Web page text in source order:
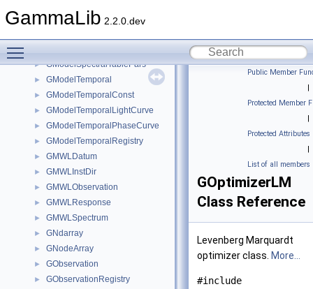
GammaLib 2.2.0.dev
► GModelSpectralSuperExpPlaw
► GModelSpectralTablePars
► GModelTemporal
► GModelTemporalConst
► GModelTemporalLightCurve
► GModelTemporalPhaseCurve
► GModelTemporalRegistry
► GMWLDatum
► GMWLInstDir
► GMWLObservation
► GMWLResponse
► GMWLSpectrum
► GNdarray
► GNodeArray
► GObservation
► GObservationRegistry
Public Member
|
Protected Member
|
Protected Attributes
|
List of all members
GOptimizerLM
Class Reference
Levenberg Marquardt
optimizer class. More...
#include